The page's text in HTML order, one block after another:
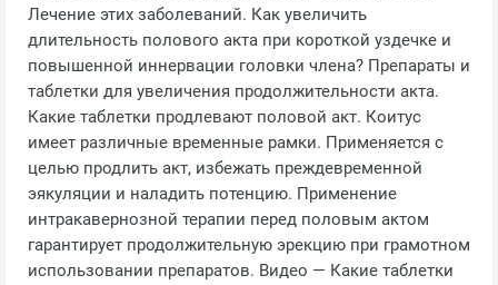
Лечение этих заболеваний. Как увеличить
длительность полового акта при короткой уздечке и
повышенной иннервации головки члена? Препараты и
таблетки для увеличения продолжительности акта.
Какие таблетки продлевают половой акт. Коитус
имеет различные временные рамки. Применяется с
целью продлить акт, избежать преждевременной
эякуляции и наладить потенцию. Применение
интракавернозной терапии перед половым актом
гарантирует продолжительную эрекцию при грамотном
использовании препаратов. Видео — Какие таблетки